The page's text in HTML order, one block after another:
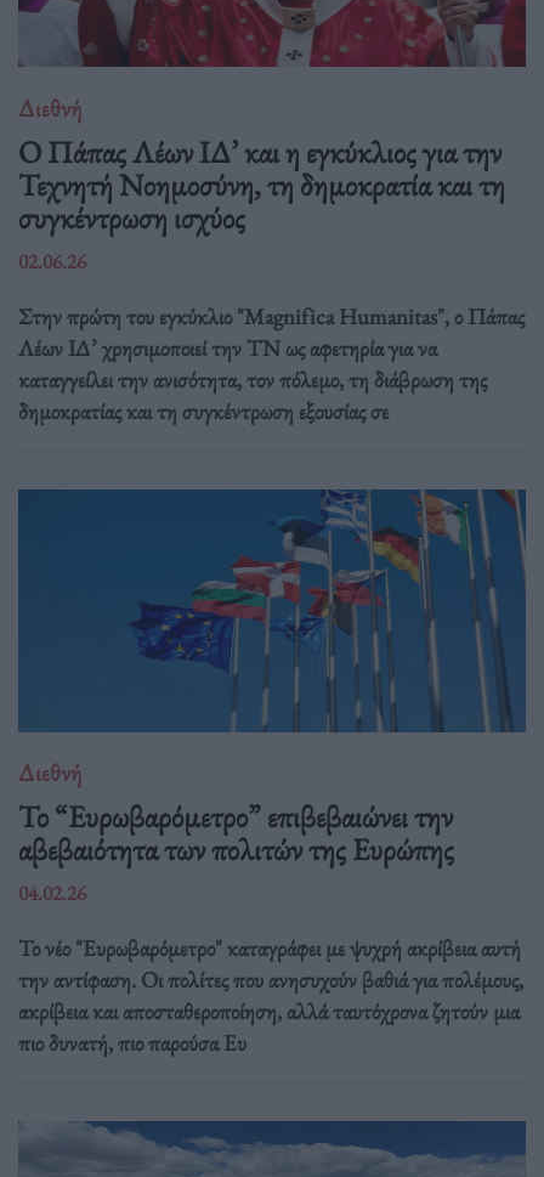
Διεθνή
Ο Πάπας Λέων ΙΔ’ και η εγκύκλιος για την
Τεχνητή Νοημοσύνη, τη δημοκρατία και τη
συγκέντρωση ισχύος
02.06.26
Στην πρώτη του εγκύκλιο "Magnifica Humanitas", ο Πάπας
Λέων ΙΔ’ χρησιμοποιεί την ΤΝ ως αφετηρία για να
καταγγείλει την ανισότητα, τον πόλεμο, τη διάβρωση της
δημοκρατίας και τη συγκέντρωση εξουσίας σε
Διεθνή
Το “Ευρωβαρόμετρο” επιβεβαιώνει την
αβεβαιότητα των πολιτών της Ευρώπης
04.02.26
Το νέο "Ευρωβαρόμετρο" καταγράφει με ψυχρή ακρίβεια αυτή
την αντίφαση. Oι πολίτες που ανησυχούν βαθιά για πολέμους,
ακρίβεια και αποσταθεροποίηση, αλλά ταυτόχρονα ζητούν μια
πιο δυνατή, πιο παρούσα Ευ